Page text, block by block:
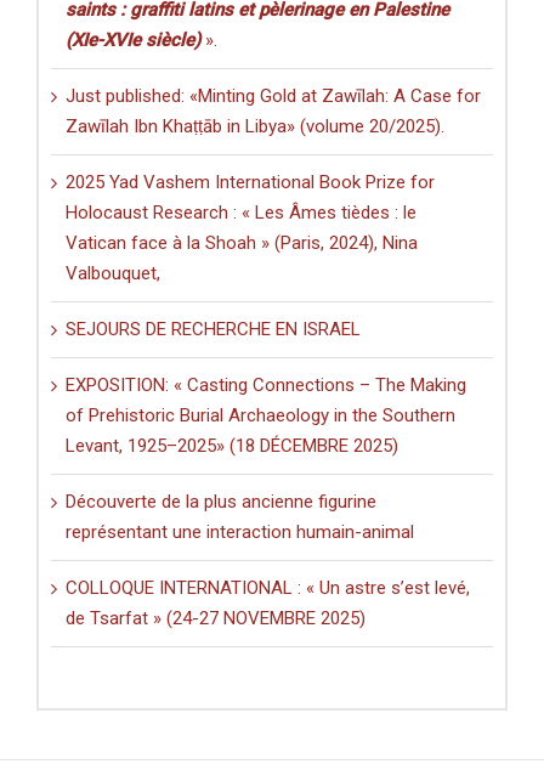
saints : graffiti latins et pèlerinage en Palestine
(XIe-XVIe siècle)».
Just published: «Minting Gold at Zawīlah: A Case for
Zawīlah Ibn Khaṭṭāb in Libya» (volume 20/2025).
2025 Yad Vashem International Book Prize for
Holocaust Research : « Les Âmes tièdes : le
Vatican face à la Shoah » (Paris, 2024), Nina
Valbouquet,
SEJOURS DE RECHERCHE EN ISRAEL
EXPOSITION: « Casting Connections – The Making
of Prehistoric Burial Archaeology in the Southern
Levant, 1925–2025» (18 DÉCEMBRE 2025)
Découverte de la plus ancienne figurine
représentant une interaction humain-animal
COLLOQUE INTERNATIONAL : « Un astre s’est levé,
de Tsarfat » (24-27 NOVEMBRE 2025)